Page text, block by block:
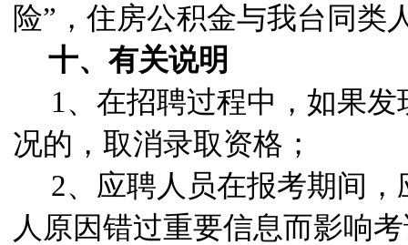
险”，住房公积金与我台同类
十、有关说明
1 、在招聘过程中，如果
况的，取消录取资格；
2、应聘人员在报考期间
人原因错过重要信息而影响